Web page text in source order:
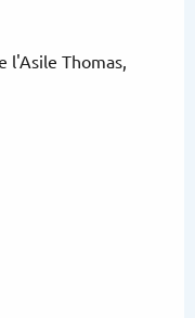
l'Asile Thomas,